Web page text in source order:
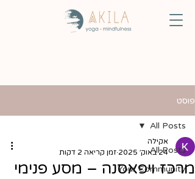
פוסט
All Posts
Your Community
All Posts
מרכז ויפאסנה – מסע פנימי
אקילה
24 באוק׳ 2025
זמן קריאה 2 דקות